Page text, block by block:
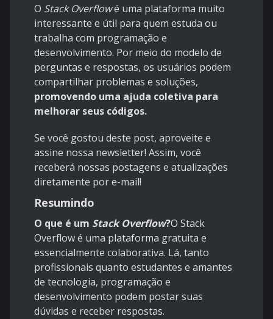
O Stack Overflowé uma plataforma muito
interessante e útil para quem estuda ou
trabalha com programação e
desenvolvimento. Por meio do modelo de
perguntas e respostas, os usuários podem
compartilhar problemas e soluções,
promovendo uma ajuda coletiva para
melhorar seus códigos.
Se você gostou deste post, aproveite e
assine nossa newsletter! Assim, você
receberá nossas postagens e atualizações
diretamente por e-mail!
Resumindo
O que é um Stack Overflow?O Stack
Overflow é uma plataforma gratuita e
essencialmente colaborativa. Lá, tanto
profissionais quanto estudantes e amantes
de tecnologia, programação e
desenvolvimento podem postar suas
dúvidas e receber respostas.